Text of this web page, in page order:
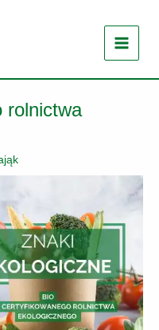
rolnictwa